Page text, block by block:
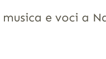
e voci a